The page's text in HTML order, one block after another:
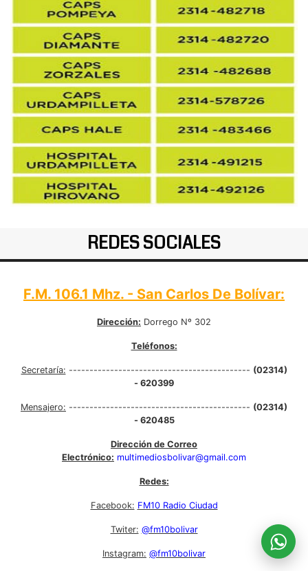
REDES SOCIALES
F.M. 106.1 Mhz. - San Carlos De Bolívar:
Dirección: Dorrego Nº 302
Teléfonos:
Secretaría: -------------------------------------------- (02314)
- 620399
Mensajero: -------------------------------------------- (02314)
- 620485
Dirección de Correo
Electrónico: multimediosbolivar@gmail.com
Redes:
Facebook: FM10 Radio Ciudad
Twiter: @fm10bolivar
Instagram: @fm10bolivar